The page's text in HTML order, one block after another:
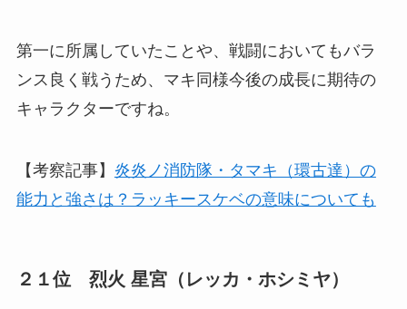
第一に所属していたことや、戦闘においてもバラ
ンス良く戦うため、マキ同様今後の成長に期待の
キャラクターですね。
【考察記事】 炎炎ノ消防隊・タマキ（環古達）の
能力と強さは？ラッキースケベの意味についても
２１位 烈火 星宮（レッカ・ホシミヤ）